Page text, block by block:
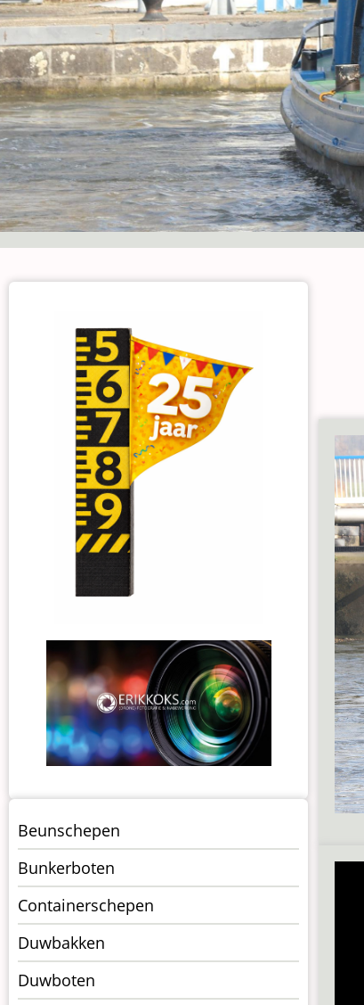
Menu
Schepen
Beunschepen
Bunkerboten
Containerschepen
Duwbakken
Duwboten